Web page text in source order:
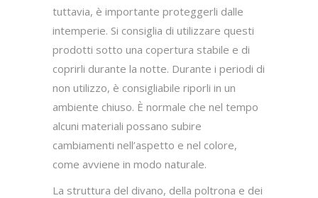
tuttavia, è importante proteggerli dalle
intemperie. Si consiglia di utilizzare questi
prodotti sotto una copertura stabile e di
coprirli durante la notte. Durante i periodi di
non utilizzo, è consigliabile riporli in un
ambiente chiuso. È normale che nel tempo
alcuni materiali possano subire
cambiamenti nell’aspetto e nel colore,
come avviene in modo naturale.
La struttura del divano, della poltrona e dei